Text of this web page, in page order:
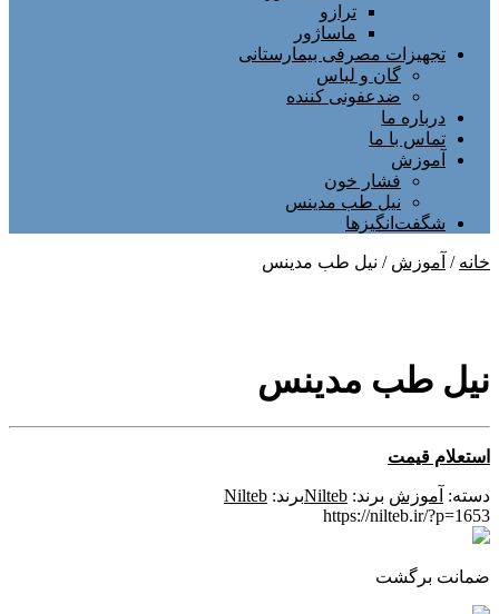
ترازو
ماساژور
تجهیزات مصرفی بیمارستانی
گان و لباس
ضدعفونی کننده
درباره ما
تماس با ما
آموزش
فشار خون
نیل طب مدینس
شگفت‌انگیزها
خانه / آموزش / نیل طب مدینس
نیل طب مدینس
استعلام قیمت
دسته: آموزش برند: Niltebبرند: Nilteb
https://nilteb.ir/?p=1653
ضمانت برگشت